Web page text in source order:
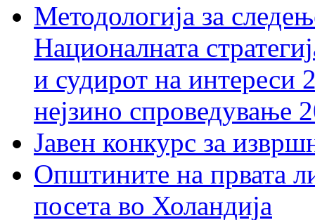
Методологија за
Националната
и судирот на интереси
нејзино спроведување
Јавен конкурс за
Општините на првата
посета во Холандија